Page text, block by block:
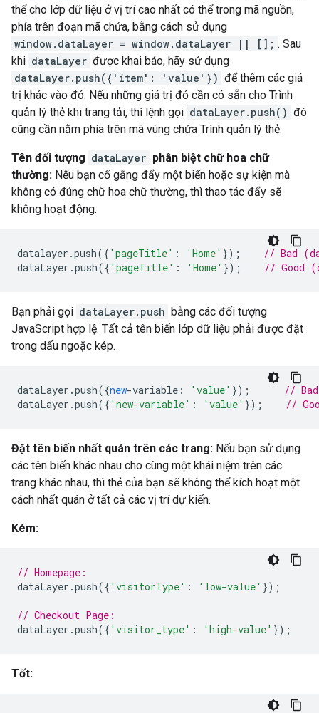
thể cho lớp dữ liệu ở vị trí cao nhất có thể trong mã nguồn,
phía trên đoạn mã chứa, bằng cách sử dụng
window.dataLayer = window.dataLayer || []; . Sau
khi dataLayer được khai báo, hãy sử dụng
dataLayer.push({'item': 'value'}) để thêm các giá
trị khác vào đó. Nếu những giá trị đó cần có sẵn cho Trình
quản lý thẻ khi trang tải, thì lệnh gọi dataLayer.push() đó
cũng cần nằm phía trên mã vùng chứa Trình quản lý thẻ.
Tên đối tượng dataLayer phân biệt chữ hoa chữ
thường: Nếu bạn cố gắng đẩy một biến hoặc sự kiện mà
không có đúng chữ hoa chữ thường, thì thao tác đẩy sẽ
không hoạt động.
datalayer .push({ 'pageTitle' : 'Home' });
// Bad
dataLayer .push({ 'pageTitle' : 'Home' }); // Good
Bạn phải gọi dataLayer.push bằng các đối tượng
JavaScript hợp lệ. Tất cả tên biến lớp dữ liệu phải được đặt
trong dấu ngoặc kép.
dataLayer .push({new-variable : 'value' });
//
dataLayer .push({ 'new-variable' : 'value' }); //
Đặt tên biến nhất quán trên các trang: Nếu bạn sử dụng
các tên biến khác nhau cho cùng một khái niệm trên các
trang khác nhau, thì thẻ của bạn sẽ không thể kích hoạt một
cách nhất quán ở tất cả các vị trí dự kiến.
Kém:
// Homepage:
dataLayer .push({ 'visitorType' : 'low-value' });
// Checkout Page:
dataLayer .push({ 'visitor_type' : 'high-value' });
Tốt: